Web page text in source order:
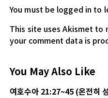
You must be logged in to
This site uses Akismet to
your comment data is
You May Also Like
여호수아 21:27~45 (온전히